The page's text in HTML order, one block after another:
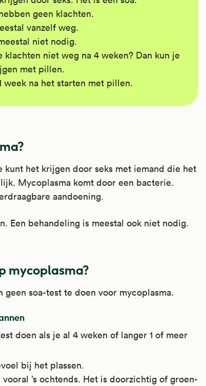
geen klachten.
vanzelf weg.
niet nodig.
klachten niet weg na 4 weken? Dan kun je
met pillen.
week na het starten met pillen.
kunt het krijgen door seks met iemand die het
Mycoplasma komt door een bacterie.
aandoening.
Een behandeling is meestal ook niet nodig.
mycoplasma?
geen soa-test te doen voor mycoplasma.
doen als je al 4 weken of langer 1 of meer
bij het plassen.
’s ochtends. Het is doorzichtig of groen-